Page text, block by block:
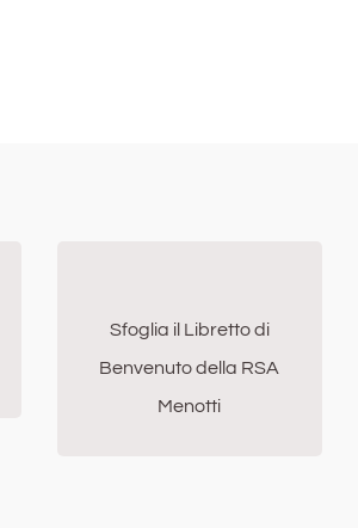
Sfoglia il Libretto di
Benvenuto della RSA
Menotti